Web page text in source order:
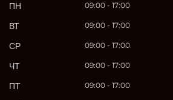
ПН 09:00 - 17:00
ВТ 09:00 - 17:00
СР 09:00 - 17:00
ЧТ 09:00 - 17:00
ПТ 09:00 - 17:00